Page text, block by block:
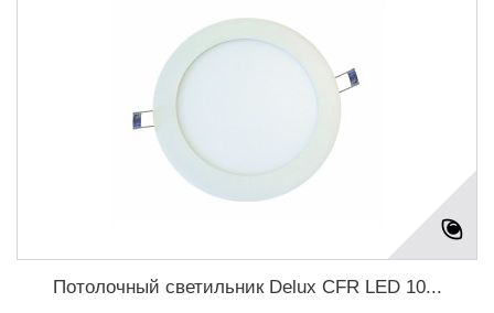
Потолочный светильник Delux CFR LED 10...